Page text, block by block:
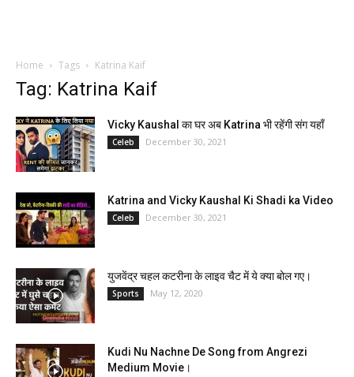
Home Tags Katrina Kaif
Tag: Katrina Kaif
Vicky Kaushal का घर अब Katrina भी रहेंगी संग यहाँ
Celeb December 30, 2021
Katrina and Vicky Kaushal Ki Shadi ka Video
Celeb December 30, 2021
युजवेंद्र चहल कटरीना के लाइव चैट में ये क्या बोल गए।
Sports May 12, 2020
Kudi Nu Nachne De Song from Angrezi
Medium Movie।